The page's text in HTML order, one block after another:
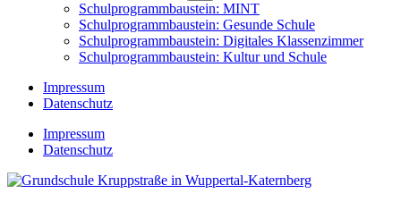
Schulprogrammbaustein: MINT
Schulprogrammbaustein: Gesunde Schule
Schulprogrammbaustein: Digitales Klassenzimmer
Schulprogrammbaustein: Kultur und Schule
Impressum
Datenschutz
Impressum
Datenschutz